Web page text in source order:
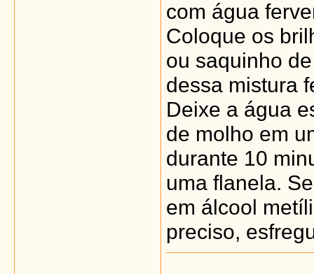
com água
Coloque os
ou saquinho
dessa mistura
Deixe a água
de molho em
durante 10
uma flanela.
em álcool
preciso,